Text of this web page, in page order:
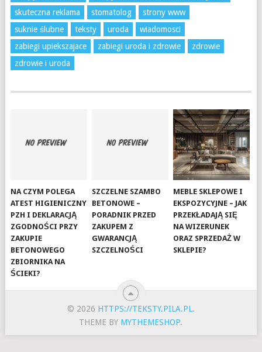
skuteczna reklama
stomatolog
strony www
suknie ślubne
teksty uroda
wiadomosci
zabiegi upiekszajace
zabiegi uroda i zdrowie
zdrowie
zdrowie i uroda
NA CZYM POLEGA
ATEST HIGIENICZNY
PZH I DEKLARACJĄ
ZGODNOŚCI PRZY
ZAKUPIE
BETONOWEGO
ZBIORNIKA NA
ŚCIEKI?
SZCZELNE SZAMBO
BETONOWE –
PORADNIK PRZED
ZAKUPEM Z
GWARANCJĄ
SZCZELNOŚCI
MEBLE SKLEPOWE I
EKSPOZYCYJNE – JAK
PRZEKŁADAJĄ SIĘ
NA WIZERUNEK
ORAZ SPRZEDAŻ W
SKLEPIE?
© 2026 HTTPS://TEKSTY.PILA.PL.
THEME BY MYTHEMESHOP.